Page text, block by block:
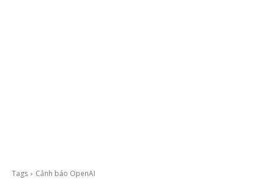
Tags Cảnh báo OpenAI